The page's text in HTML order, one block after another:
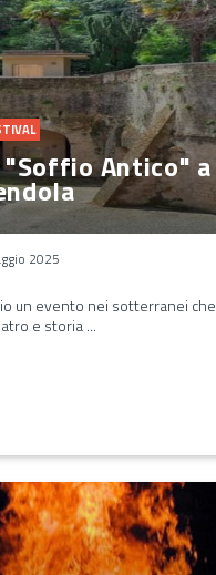
Antico" a
2025
un evento nei sotterranei che
e storia ...